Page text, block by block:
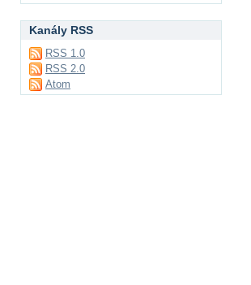
Kanály RSS
RSS 1.0
RSS 2.0
Atom